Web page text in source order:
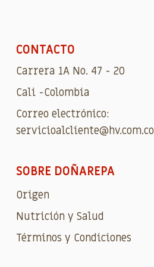
CONTACTO
Carrera 1A No. 47 - 20
Cali -Colombia
Correo electrónico:
servicioalcliente@hv.com.co
SOBRE DOÑAREPA
Origen
Nutrición y Salud
Términos y Condiciones